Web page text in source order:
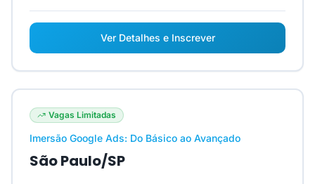
Ver Detalhes e Inscrever
Vagas Limitadas
Imersão Google Ads: Do Básico ao Avançado
São Paulo/SP